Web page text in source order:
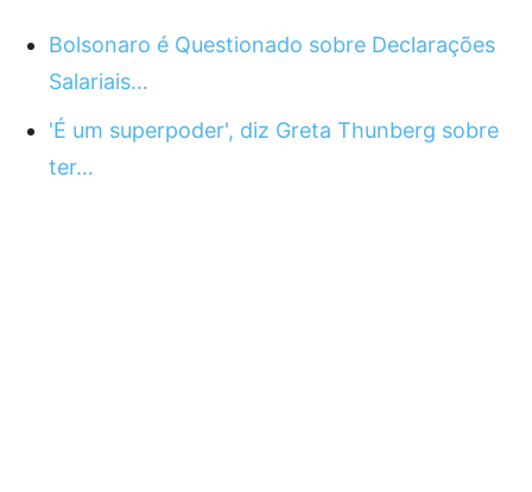
Bolsonaro é Questionado sobre Declarações
Salariais…
'É um superpoder', diz Greta Thunberg sobre
ter…